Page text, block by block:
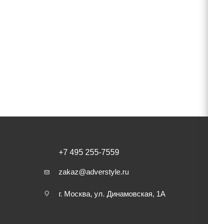
+7 495 255-7559
zakaz@adverstyle.ru
г. Москва, ул. Динамовская, 1А